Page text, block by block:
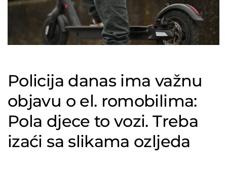
Policija danas ima važnu
objavu o el. romobilima:
Pola djece to vozi. Treba
izaći sa slikama ozljeda